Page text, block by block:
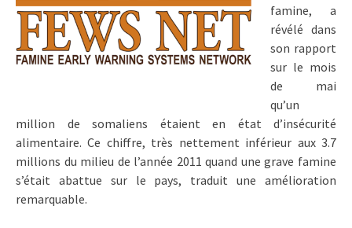
famine, a
révélé dans
son rapport
sur le mois
de mai
qu’un
million de somaliens étaient en état d’insécurité
alimentaire. Ce chiffre, très nettement inférieur aux 3.7
millions du milieu de l’année 2011 quand une grave famine
s’était abattue sur le pays, traduit une amélioration
remarquable.